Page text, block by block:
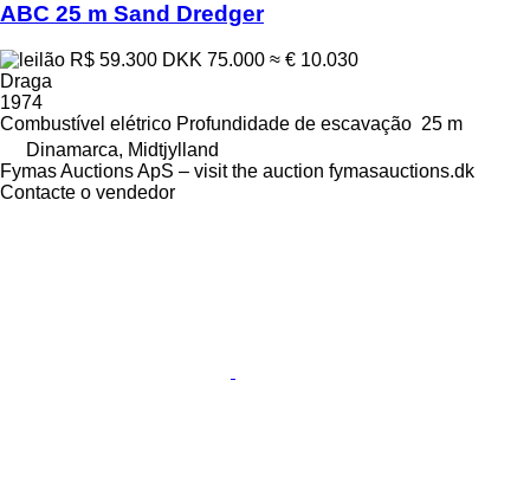
ABC 25 m Sand Dredger
R$ 59.300 DKK 75.000 ≈ € 10.030
Draga
1974
Combustível elétrico Profundidade de escavação 25 m
Dinamarca, Midtjylland
Fymas Auctions ApS – visit the auction fymasauctions.dk
Contacte o vendedor